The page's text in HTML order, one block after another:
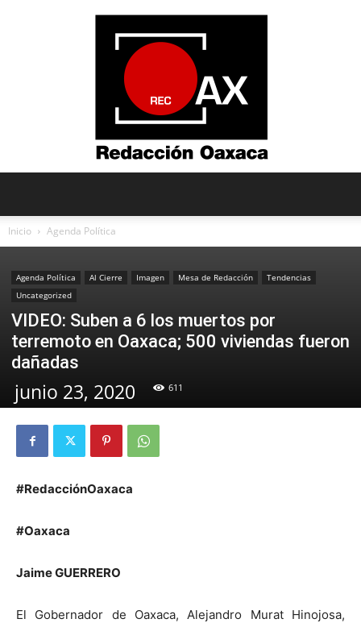
Oaxaca
Inicio Agenda Política
Agenda Política Al Cierre Imagen Mesa de Redacción
Tendencias
Uncategorized
VIDEO: Suben a 6 los muertos por
terremoto en Oaxaca; 500 viviendas fueron
dañadas
junio 23, 2020 611
#RedacciónOaxaca
#Oaxaca
Jaime GUERRERO
El Gobernador de Oaxaca, Alejandro Murat Hinojosa,